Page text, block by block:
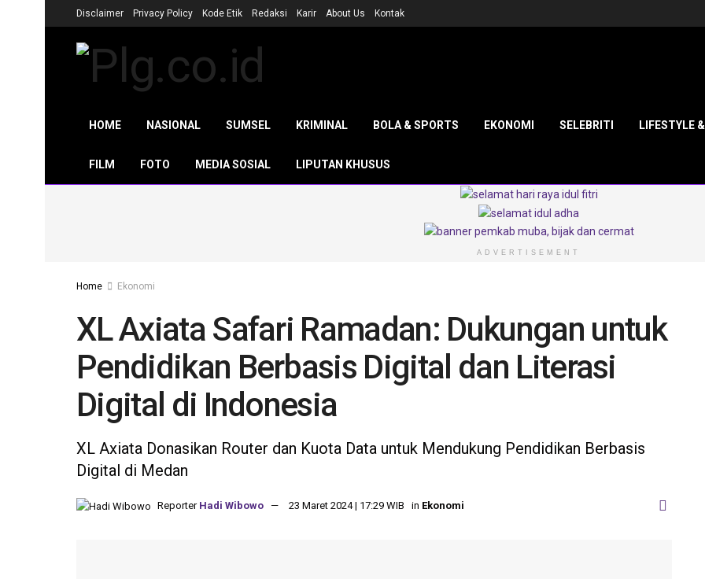
Disclaimer Privacy Policy Kode Etik Redaksi Karir About Us Kontak
HOME NASIONAL SUMSEL KRIMINAL BOLA & SPORTS EKONOMI SELEBRITI LIFESTYLE
FILM FOTO MEDIA SOSIAL LIPUTAN KHUSUS
ADVERTISEMENT
Home Ekonomi
XL Axiata Safari Ramadan: Dukungan untuk
Pendidikan Berbasis Digital dan Literasi
Digital di Indonesia
XL Axiata Donasikan Router dan Kuota Data untuk Mendukung Pendidikan Berbasis
Digital di Medan
Reporter Hadi Wibowo 23 Maret 2024 | 17:29 WIB in Ekonomi